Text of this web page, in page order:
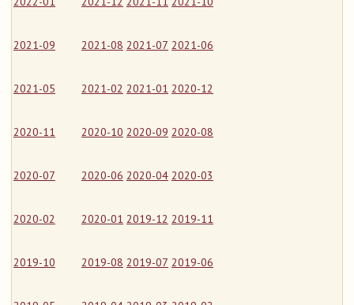
2021-09 2021-08 2021-07 2021-06
2021-05 2021-02 2021-01 2020-12
2020-11 2020-10 2020-09 2020-08
2020-07 2020-06 2020-04 2020-03
2020-02 2020-01 2019-12 2019-11
2019-10 2019-08 2019-07 2019-06